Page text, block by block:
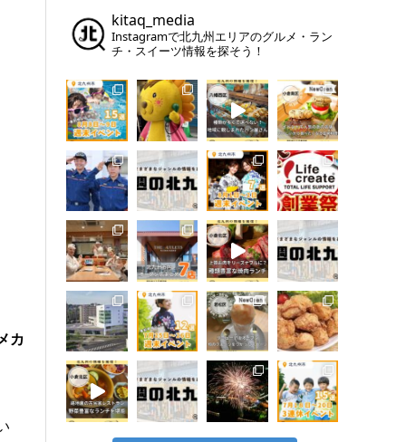
カ
kitaq_media
Instagramで北九州エリアのグルメ・ラン
チ・スイーツ情報を探そう！